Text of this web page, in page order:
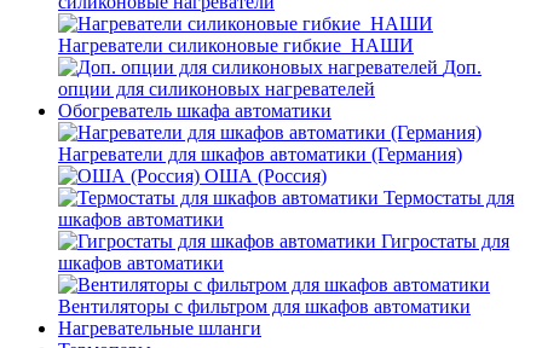
Нагреватели силиконовые гибкие_НАШИ
Доп.
опции для силиконовых нагревателей
Обогреватель шкафа автоматики
Нагреватели для шкафов автоматики (Германия)
ОША (Россия)
Термостаты для
шкафов автоматики
Гигростаты для
шкафов автоматики
Вентиляторы с фильтром для шкафов автоматики
Нагревательные шланги